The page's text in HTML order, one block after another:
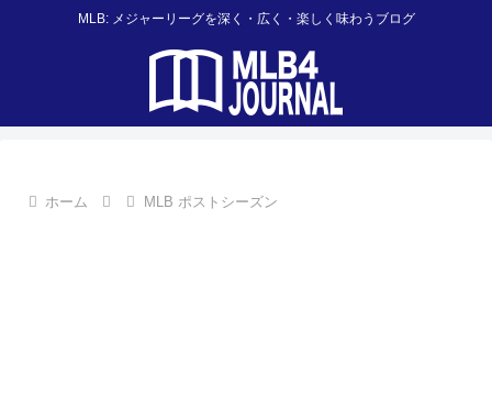
MLB: メジャーリーグを深く・広く・楽しく味わうブログ
ホーム MLB ポストシーズン